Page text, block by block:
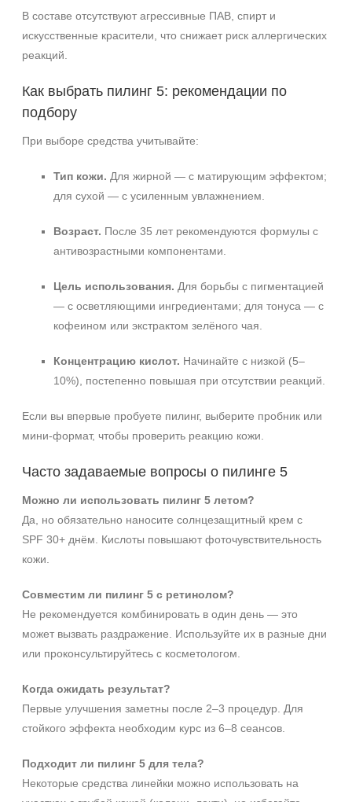
В составе отсутствуют агрессивные ПАВ, спирт и
искусственные красители, что снижает риск аллергических
реакций.
Как выбрать пилинг 5: рекомендации по
подбору
При выборе средства учитывайте:
Тип кожи. Для жирной — с матирующим эффектом;
для сухой — с усиленным увлажнением.
Возраст. После 35 лет рекомендуются формулы с
антивозрастными компонентами.
Цель использования. Для борьбы с пигментацией
— с осветляющими ингредиентами; для тонуса — с
кофеином или экстрактом зелёного чая.
Концентрацию кислот. Начинайте с низкой (5–
10%), постепенно повышая при отсутствии реакций.
Если вы впервые пробуете пилинг, выберите пробник или
мини-формат, чтобы проверить реакцию кожи.
Часто задаваемые вопросы о пилинге 5
Можно ли использовать пилинг 5 летом?
Да, но обязательно наносите солнцезащитный крем с
SPF 30+ днём. Кислоты повышают фоточувствительность
кожи.
Совместим ли пилинг 5 с ретинолом?
Не рекомендуется комбинировать в один день — это
может вызвать раздражение. Используйте их в разные дни
или проконсультируйтесь с косметологом.
Когда ожидать результат?
Первые улучшения заметны после 2–3 процедур. Для
стойкого эффекта необходим курс из 6–8 сеансов.
Подходит ли пилинг 5 для тела?
Некоторые средства линейки можно использовать на